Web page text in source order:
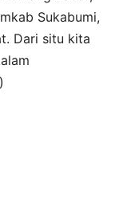
Sukabumi,
Dari situ kita